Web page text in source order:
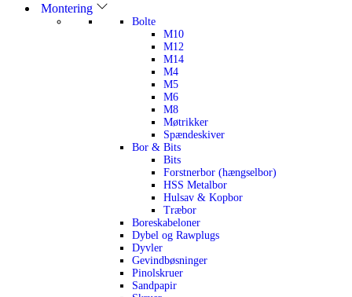
Montering
Bolte
M10
M12
M14
M4
M5
M6
M8
Møtrikker
Spændeskiver
Bor & Bits
Bits
Forstnerbor (hængselbor)
HSS Metalbor
Hulsav & Kopbor
Træbor
Boreskabeloner
Dybel og Rawplugs
Dyvler
Gevindbøsninger
Pinolskruer
Sandpapir